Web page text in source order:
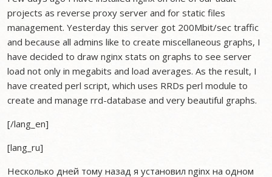
projects as reverse proxy server and for static files
management. Yesterday this server got 200Mbit/sec traffic
and because all admins like to create miscellaneous graphs, I
have decided to draw nginx stats on graphs to see server
load not only in megabits and load averages. As the result, I
have created perl script, which uses RRDs perl module to
create and manage rrd-database and very beautiful graphs.
[/lang_en]
[lang_ru]
Неcколько дней тому назад я установил nginx на одном